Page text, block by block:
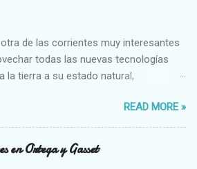
de las corrientes muy interesantes
todas las nuevas tecnologías
la tierra a su estado natural,
READ MORE »
en Ortega y Gasset